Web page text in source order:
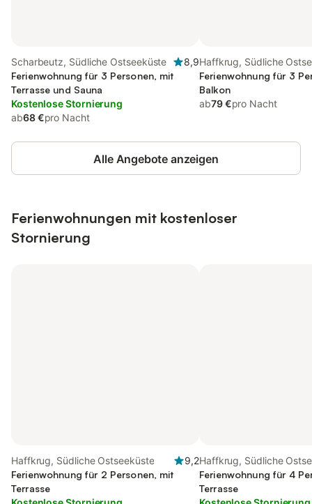
Scharbeutz, Südliche Ostseeküste
8,9
Ferienwohnung für 3 Personen, mit
Terrasse und Sauna
Kostenlose Stornierung
ab68 €pro Nacht
Haffkrug, Südliche
Ferienwohnung für 3
Balkon
ab79 €pro Nacht
Alle Angebote anzeigen
Ferienwohnungen mit kostenloser
Stornierung
Haffkrug, Südliche Ostseeküste
9,2
Ferienwohnung für 2 Personen, mit
Terrasse
Haffkrug, Südliche
Ferienwohnung für 4
Terrasse